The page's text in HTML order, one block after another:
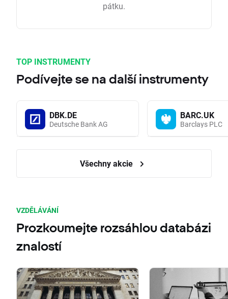
pátku.
TOP INSTRUMENTY
Podívejte se na další instrumenty
DBK.DE
Deutsche Bank AG
BARC.UK
Barclays PLC
Všechny akcie
VZDĚLÁVÁNÍ
Prozkoumejte rozsáhlou databázi
znalostí